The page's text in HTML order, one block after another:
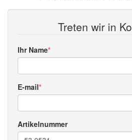
Treten wir in
Ihr Name
E-mail
Artikelnummer